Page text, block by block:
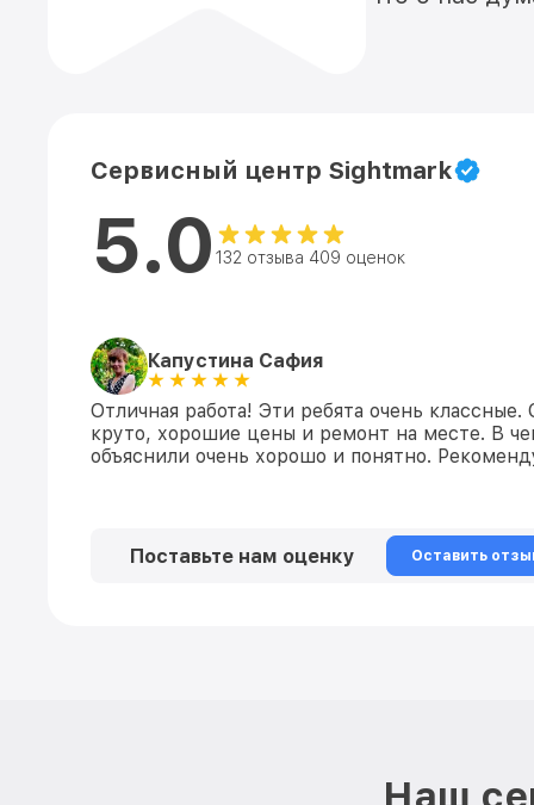
Сервисный центр Sightmark
5.0 132 отзыва 409 оценок
Капустина Сафия
Отличная работа! Эти ребята очень
круто, хорошие цены и ремонт на месте. В
объяснили очень хорошо и понятно.
Поставьте нам оценку Оставить